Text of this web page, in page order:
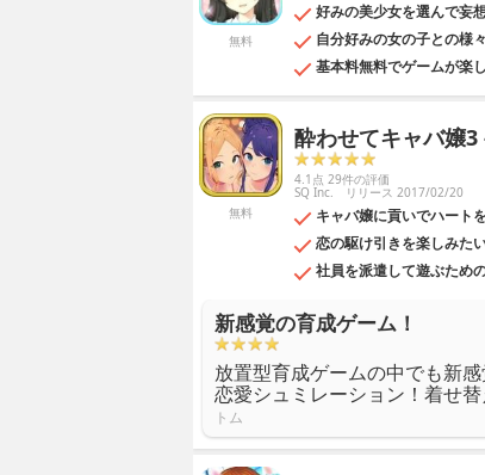
無料
好みの美少女を選んで妄
自分好みの女の子との様
基本料無料でゲームが楽
無料
酔わせてキャバ嬢3
4.1点 29件の評価
SQ Inc. リリース 2017/02/20
キャバ嬢に貢いでハート
恋の駆け引きを楽しみた
社員を派遣して遊ぶため
新感覚の育成ゲーム！
放置型育成ゲームの中でも新
恋愛シュミレーション！着せ替
トム